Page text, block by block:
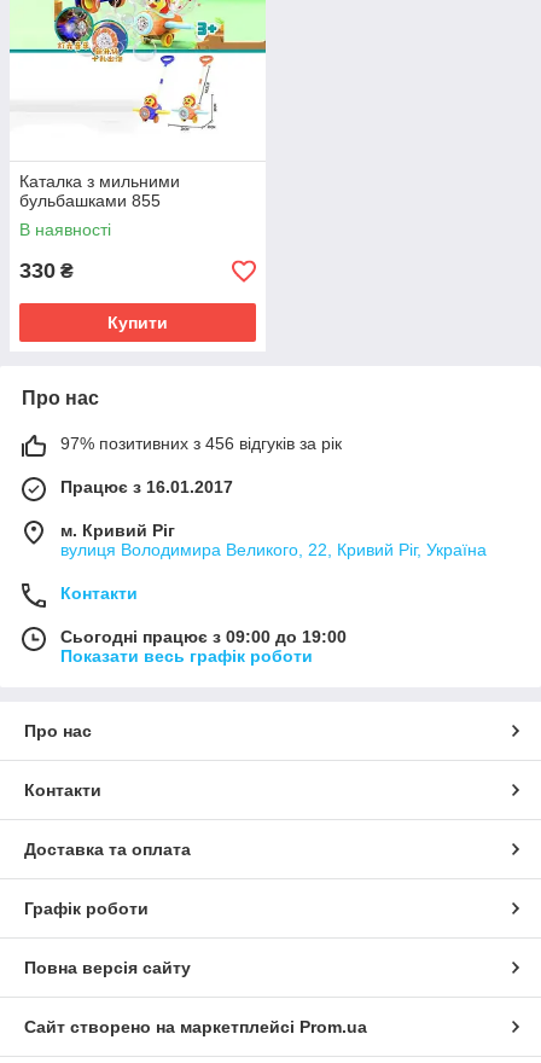
Каталка з мильними
бульбашками 855
В наявності
330 ₴
Купити
Про нас
97% позитивних з 456 відгуків за рік
Працює з 16.01.2017
м. Кривий Ріг
вулиця Володимира Великого, 22, Кривий Ріг, Україна
Контакти
Сьогодні працює з 09:00 до 19:00
Показати весь графік роботи
Про нас
Контакти
Доставка та оплата
Графік роботи
Повна версія сайту
Сайт створено на маркетплейсі Prom.ua